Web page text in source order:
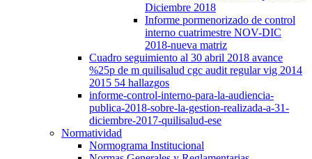
Diciembre 2018
Informe pormenorizado de control
interno cuatrimestre NOV-DIC
2018-nueva matriz
Cuadro seguimiento al 30 abril 2018 avance
%25p de m quilisalud cgc audit regular vig 2014
2015 54 hallazgos
informe-control-interno-para-la-audiencia-
publica-2018-sobre-la-gestion-realizada-a-31-
diciembre-2017-quilisalud-ese
Normatividad
Normograma Institucional